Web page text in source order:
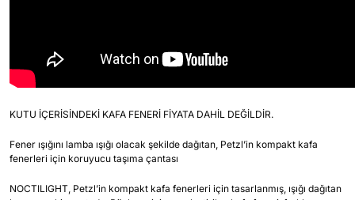
KUTU İÇERİSİNDEKİ KAFA FENERİ FİYATA DAHİL DEĞİLDİR.
Fener ışığını lamba ışığı olacak şekilde dağıtan, Petzl’in kompakt kafa
fenerleri için koruyucu taşıma çantası
NOCTILIGHT, Petzl’in kompakt kafa fenerleri için tasarlanmış, ışığı dağıtan